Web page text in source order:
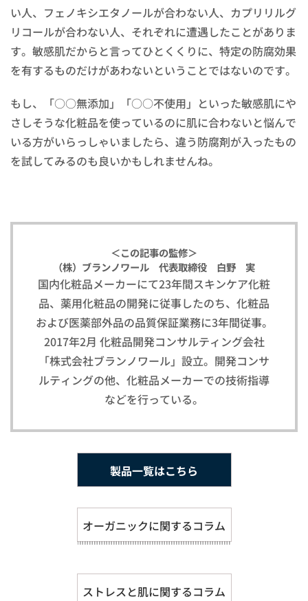
い人、フェノキシエタノールが合わない人、カプリリルグ
リコールが合わない人、それぞれに遭遇したことがありま
す。敏感肌だからと言ってひとくくりに、特定の防腐効果
を有するものだけがあわないということではないのです。
もし、「○○無添加」「○○不使用」といった敏感肌にや
さしそうな化粧品を使っているのに肌に合わないと悩んで
いる方がいらっしゃいましたら、違う防腐剤が入ったもの
を試してみるのも良いかもしれませんね。
＜この記事の監修＞
（株）ブランノワール 代表取締役 白野 実
国内化粧品メーカーにて23年間スキンケア化粧
品、薬用化粧品の開発に従事したのち、化粧品
および医薬部外品の品質保証業務に3年間従事。
2017年2月 化粧品開発コンサルティング会社
「株式会社ブランノワール」設立。開発コンサ
ルティングの他、化粧品メーカーでの技術指導
などを行っている。
製品一覧はこちら
オーガニックに関するコラム
ストレスと肌に関するコラム